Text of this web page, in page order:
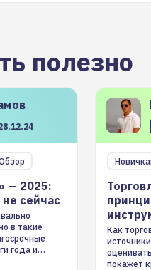
полезно
— 2025:
не сейчас
в такие
года и
Как
покажет